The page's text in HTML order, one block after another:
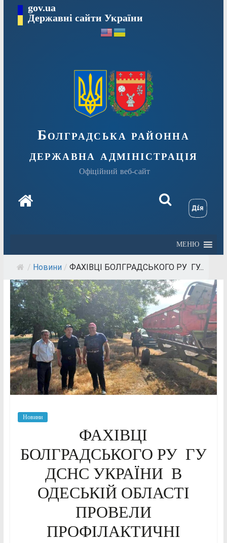
Перейтиgov.ua
Державні сайти України
Болградська районна
державна адміністрація
Офіційний веб-сайт
МЕНЮ
/ Новини / ФАХІВЦІ БОЛГРАДСЬКОГО РУ ГУ...
Новини
ФАХІВЦІ
БОЛГРАДСЬКОГО РУ ГУ
ДСНС УКРАЇНИ В
ОДЕСЬКІЙ ОБЛАСТІ
ПРОВЕЛИ
ПРОФІЛАКТИЧНІ